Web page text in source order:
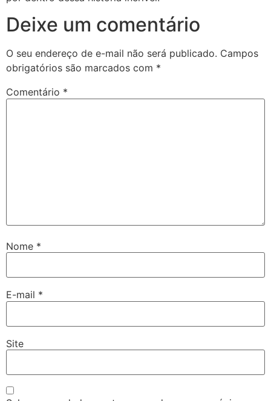
Deixe um comentário
O seu endereço de e-mail não será publicado. Campos
obrigatórios são marcados com *
Comentário *
Nome *
E-mail *
Site